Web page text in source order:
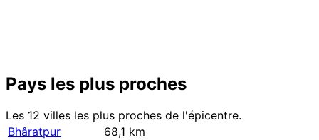
Pays les plus proches
Les 12 villes les plus proches de l'épicentre.
Bhâratpur
68,1 km